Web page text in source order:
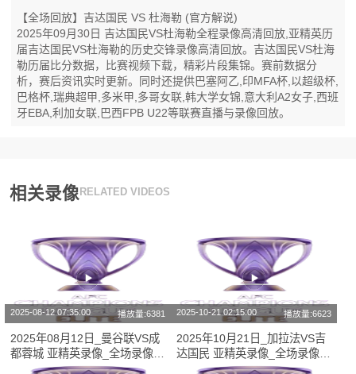
【全场回放】吉达国民 VS 杜海勒 (官方解说)
2025年09月30日 吉达国民VS杜海勒全程录像高清回放,亚精英历
届吉达国民VS杜海勒的历史交锋录像高清回放。吉达国民VS杜海
勒历届比分数据，比赛视频下载，精彩片段集锦。赛前数据分
析，赛后资讯实时更新。同时还提供巴塞阿乙,印MFA杯,以超级杯,
巴格杯,瑞典超甲,多米甲,多哥女联,韩大学女锦,意大利A2女子,西班
牙EBA,利加女联,巴西FPB U22等联赛直播与录像回放。
相关录像 RELATED VIDEOS
2025-08-12 07:35:00 播放量:6381
2025年08月12日_曼谷联VS成
都蓉城 亚精英录像_全场录像
【全场回放】
2025-10-21 02:15:00 播放量:6623
2025年10月21日_加拉法VS吉
达国民 亚精英录像_全场录像
【全场回放】